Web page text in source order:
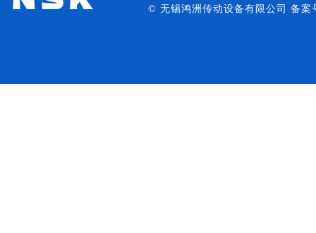
© 无锡鸿洲传动设备有限公司 备案